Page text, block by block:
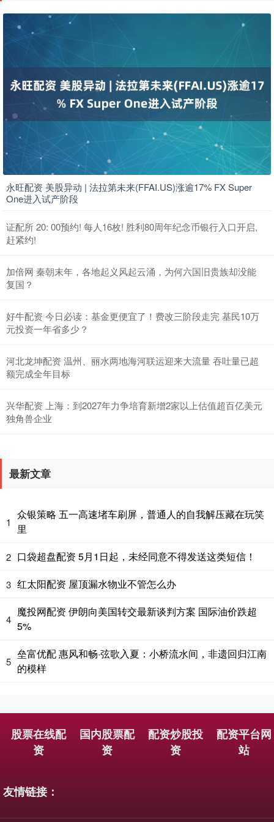
永旺配资 美股异动 | 法拉第未来(FFAI.US)涨逾17% FX Super
One进入试产阶段
证配所 20: 00预约! 每人16枚! 胜利80周年纪念币银行入口开启,
赶紧约!
加倍网 秦朝末年，各地起义风起云涌，为何六国旧贵族却没能
复国？
好牛配资 今日必读：基金更便宜了！费改三阶段走完 基民10万
元投资一年省多少？
河北龙坤配资 温州、丽水两地海河联运迎来大流量 吞吐量已超
额完成全年目标
兴华配资 上海：到2027年力争培育新增2家以上估值超百亿美元
独角兽企业
最新文章
1
众银策略 五一高速堵车刷屏，普通人的自我解压藏在玩笑
里
2 口袋超盘配资 5月1日起，未经同意不得发送这类短信！
3 红太阳配资 屋顶漏水物业不管怎么办
4
魔投网配资 伊朗向美国转交最新谈判方案 国际油价跌超
5%
5
垒富优配 惠风和畅·弦歌入夏：小桥流水间，非遗回归江南
的模样
股票在线配
资
国内股票配
资
配资炒股投
资
配资平台网
站
友情链接：